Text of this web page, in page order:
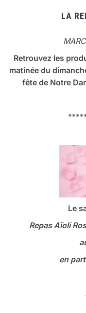
LA
Retrouvez les
matinée du
fête de Notre
Le
Repas Aïoli
en